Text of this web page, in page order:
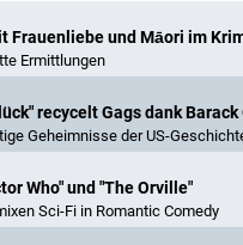
Frauenliebe und Māori im
Ermittlungen
recycelt Gags dank Barack
Geheimnisse der US-
Who" und "The Orville"
Sci-Fi in Romantic Comedy